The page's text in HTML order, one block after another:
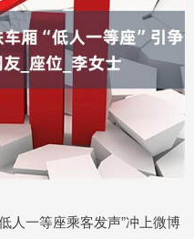
人一等座乘客发声”冲上微博